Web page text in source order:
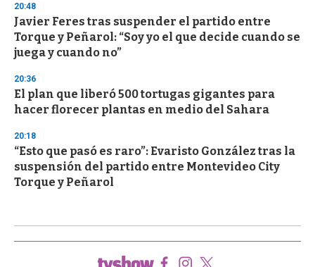
20:48
Javier Feres tras suspender el partido entre
Torque y Peñarol: “Soy yo el que decide cuando se
juega y cuando no”
20:36
El plan que liberó 500 tortugas gigantes para
hacer florecer plantas en medio del Sahara
20:18
“Esto que pasó es raro”: Evaristo González tras la
suspensión del partido entre Montevideo City
Torque y Peñarol